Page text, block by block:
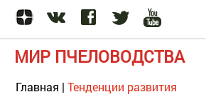
МИР ПЧЕЛОВОДСТВА
Главная | Тенденции развития